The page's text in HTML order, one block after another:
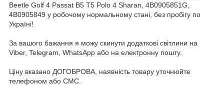
Beetle Golf 4 Passat B5 T5 Polo 4 Sharan, 4B0905851G,
4B0905849 у робочому нормальному стані, без пробігу по
Україні!
За вашого бажання я можу скинути додаткові світлини на
Viber, Telegram, WhatsApp або на електронну пошту.
Ціну вказано ДОГОБРОВА, наявність товару уточнюйте
телефоном або СМС.